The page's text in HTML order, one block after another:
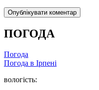
ПОГОДА
Погода
Погода в Ірпені
вологість: